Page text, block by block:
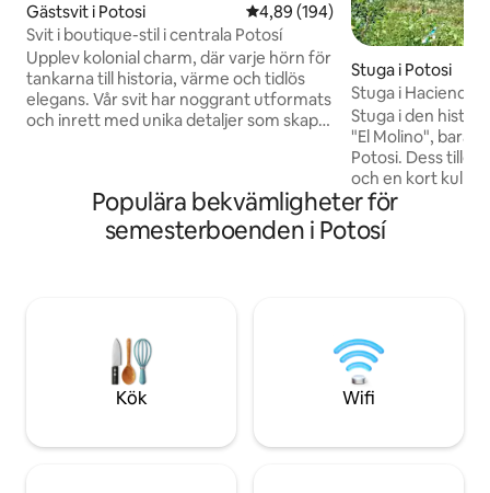
Gästsvit i Potosi 4,89 av 5 i genomsnittligt
4,89 (194)
Svit i boutique-stil i centrala Potosí
Upplev kolonial charm, där varje hörn för
tankarna till historia, värme och tidlös
elegans. Vår svit har noggrant utformats
och inrett med unika detaljer som skapar
ett utrustat kök och en gasvärmare för
kalla dagar. Vi ligger i ett livligt område,
så på helgerna kan det förekomma
Stuga i Potosi
Stuga i Hacienda
Stuga i den
"El Molino", bara
Potosi. Dess
och en kort
idealisk för
sovrum, 2 privata
badrum. Äta
Populära bekvämligheter för
semesterboenden i Potosí
Kök Wifi